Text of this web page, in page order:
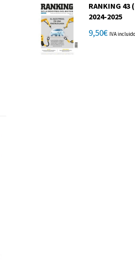
RANKING 43
2024-2025
9,50€ IVA incluido